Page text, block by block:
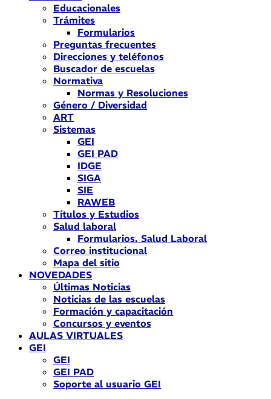
Educacionales
Trámites
Formularios
Preguntas frecuentes
Direcciones y teléfonos
Buscador de escuelas
Normativa
Normas y Resoluciones
Género / Diversidad
ART
Sistemas
GEI
GEI PAD
IDGE
SIGA
SIE
RAWEB
Títulos y Estudios
Salud laboral
Formularios. Salud Laboral
Correo institucional
Mapa del sitio
NOVEDADES
Últimas Noticias
Noticias de las escuelas
Formación y capacitación
Concursos y eventos
AULAS VIRTUALES
GEI
GEI
GEI PAD
Soporte al usuario GEI